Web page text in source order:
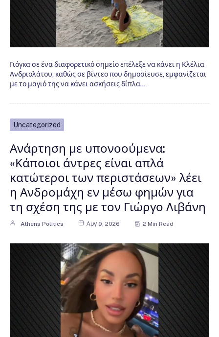
Γιόγκα σε ένα διαφορετικό σημείο επέλεξε να κάνει η Κλέλια
Ανδριολάτου, καθώς σε βίντεο που δημοσίευσε, εμφανίζεται
με το μαγιό της να κάνει ασκήσεις δίπλα…
Uncategorized
Ανάρτηση με υπονοούμενα:
«Κάποιοι άντρες είναι απλά
κατώτεροι των περιστάσεων» λέει
η Ανδρομάχη εν μέσω φημών για
τη σχέση της με τον Γιώργο Λιβάνη
Athens Politics Αυγ 9, 2026 2 Min Read